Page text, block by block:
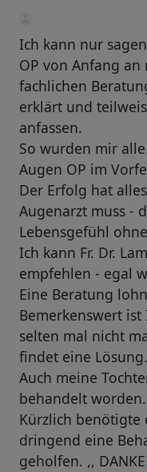
Ich kann nur
OP von Anfang
fachlichen
erklärt und
anfassen.
So wurden mir
Augen OP im
Der Erfolg hat
Augenarzt muss -
Lebensgefühl
Ich kann Fr. Dr.
empfehlen - egal
Eine Beratung
Bemerkenswert
selten mal nicht
findet eine Lösung.
Auch meine
behandelt worden.
Kürzlich benötigte
dringend eine
geholfen. ,,